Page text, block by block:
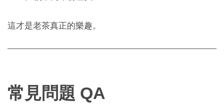
這才是老茶真正的樂趣。
常見問題 QA